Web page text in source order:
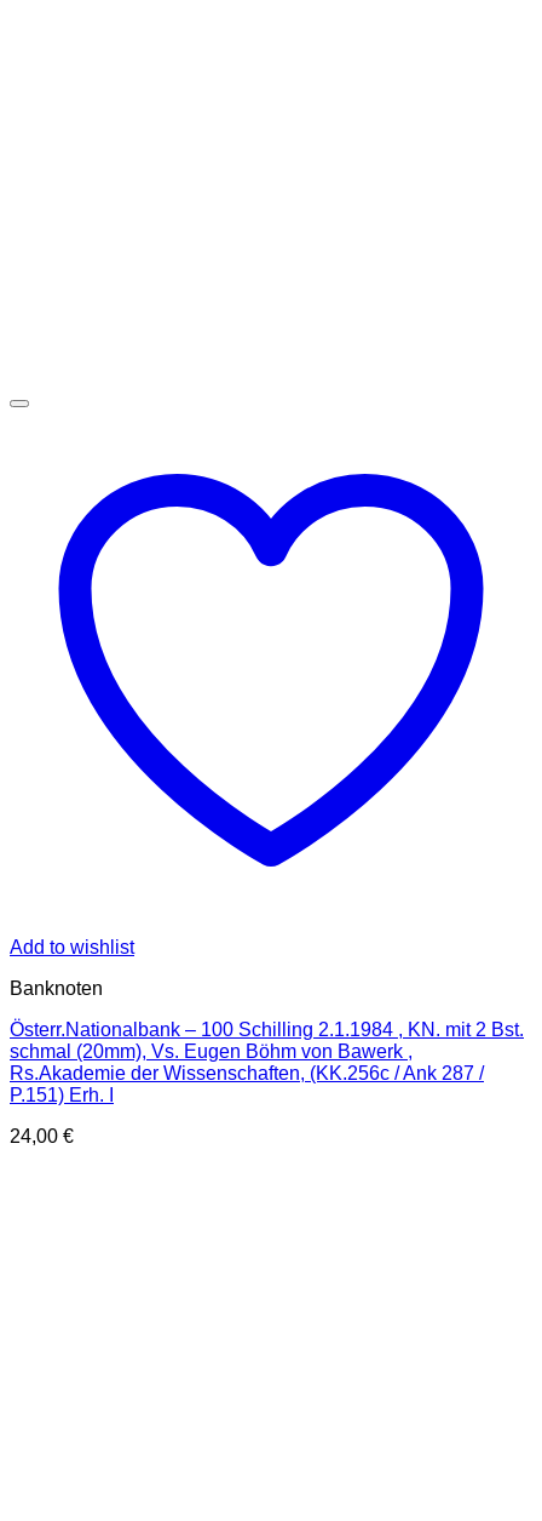
Add to wishlist
Banknoten
Österr.Nationalbank – 100 Schilling 2.1.1984 , KN. mit 2 Bst.
schmal (20mm), Vs. Eugen Böhm von Bawerk ,
Rs.Akademie der Wissenschaften, (KK.256c / Ank 287 /
P.151) Erh. I
24,00 €